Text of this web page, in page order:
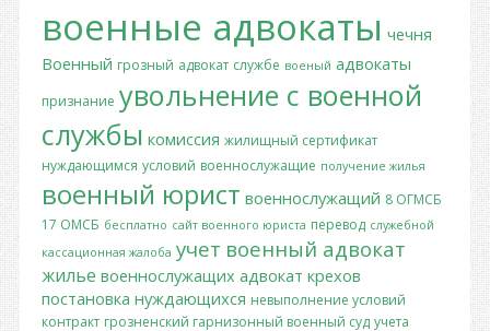
военные адвокаты чечня
Военный грозный адвокат службе военый адвокаты
признание увольнение с военной
службы комиссия жилищный сертификат
нуждающимся условий военнослужащие получение жилья
военный юрист военнослужащий 8 ОГМСБ
17 ОМСБ бесплатно сайт военного юриста перевод служебной
кассационная жалоба учет военный адвокат
жилье военнослужащих адвокат крехов
постановка нуждающихся невыполнение условий
контракт грозненский гарнизонный военный суд учета